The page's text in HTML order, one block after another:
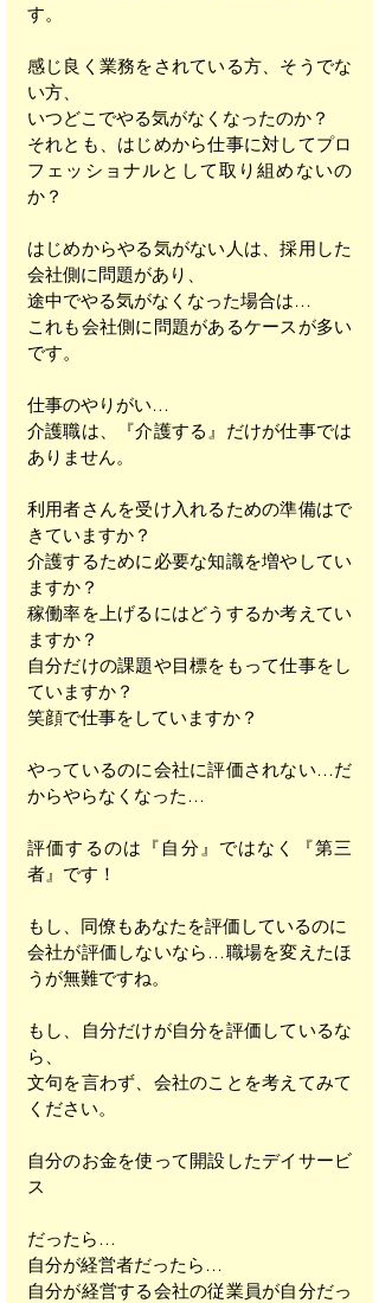
す。
感じ良く業務をされている方、そうでな
い方、
いつどこでやる気がなくなったのか？
それとも、はじめから仕事に対してプロ
フェッショナルとして取り組めないの
か？
はじめからやる気がない人は、採用した
会社側に問題があり、
途中でやる気がなくなった場合は…
これも会社側に問題があるケースが多い
です。
仕事のやりがい…
介護職は、『介護する』だけが仕事では
ありません。
利用者さんを受け入れるための準備はで
きていますか？
介護するために必要な知識を増やしてい
ますか？
稼働率を上げるにはどうするか考えてい
ますか？
自分だけの課題や目標をもって仕事をし
ていますか？
笑顔で仕事をしていますか？
やっているのに会社に評価されない…だ
からやらなくなった…
評価するのは『自分』ではなく『第三
者』です！
もし、同僚もあなたを評価しているのに
会社が評価しないなら…職場を変えたほ
うが無難ですね。
もし、自分だけが自分を評価しているな
ら、
文句を言わず、会社のことを考えてみて
ください。
自分のお金を使って開設したデイサービ
ス
だったら…
自分が経営者だったら…
自分が経営する会社の従業員が自分だっ